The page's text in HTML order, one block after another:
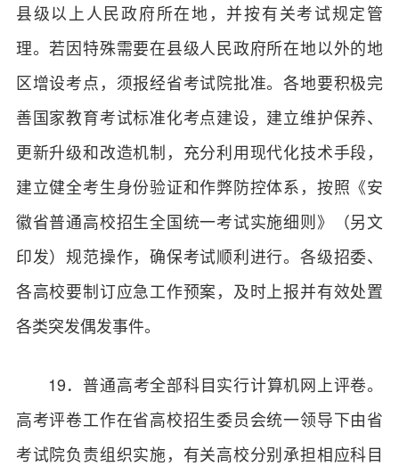
县级以上人民政府所在地，并按有关考试规定管
理。若因特殊需要在县级人民政府所在地以外的地
区增设考点，须报经省考试院批准。各地要积极完
善国家教育考试标准化考点建设，建立维护保养、
更新升级和改造机制，充分利用现代化技术手段，
建立健全考生身份验证和作弊防控体系，按照《安
徽省普通高校招生全国统一考试实施细则》（另文
印发）规范操作，确保考试顺利进行。各级招委、
各高校要制订应急工作预案，及时上报并有效处置
各类突发偶发事件。
19．普通高考全部科目实行计算机网上评卷。
高考评卷工作在省高校招生委员会统一领导下由省
考试院负责组织实施，有关高校分别承担相应科目